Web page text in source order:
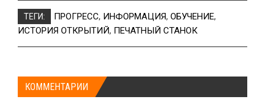
ТЕГИ: ПРОГРЕСС, ИНФОРМАЦИЯ, ОБУЧЕНИЕ,
ИСТОРИЯ ОТКРЫТИЙ, ПЕЧАТНЫЙ СТАНОК
КОММЕНТАРИИ